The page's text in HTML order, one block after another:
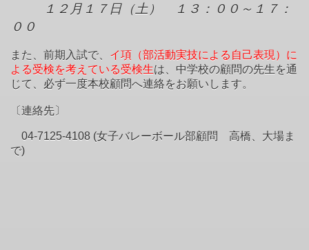
１２月１７日（土） １３：００～１７：
００
また、前期入試で、 イ項（部活動実技による自己表現）に
よる受検を考えている受検生は、中学校の顧問の先生を通
じて、必ず一度本校顧問へ連絡をお願いします。
〔連絡先〕
04-7125-4108 (女子バレーボール部顧問 高橋、大場ま
で)